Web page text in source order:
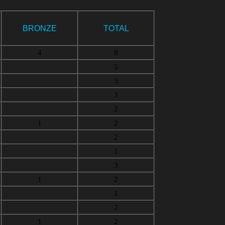
BRONZE TOTAL
4
8
5
3
3
2
1
2
2
1
3
1
2
1
2
1
2